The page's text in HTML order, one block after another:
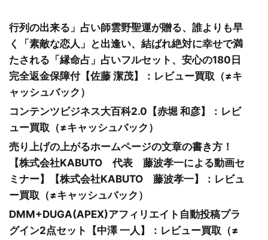
行列の出来る」占い師雲野聖運が贈る、誰よりも早
く「素敵な恋人」と出逢い、結ばれ絶対に幸せで満
たされる「縁命占」占いフルセット、安心の180日
完全返金保障付【佐藤 潔茂】：レビュー買取（≠キ
ャッシュバック）
コンテンツビジネス大百科2.0【赤堀 和彦】：レビ
ュー買取（≠キャッシュバック）
売り上げの上がるホームページの文章の書き方！
【株式会社KABUTO 代表 藤波孝一による動画セ
ミナー】【株式会社KABUTO 藤波孝一】：レビュ
ー買取（≠キャッシュバック）
DMM+DUGA(APEX)アフィリエイト自動投稿プラ
グイン2点セット【中澤 一人】：レビュー買取（≠